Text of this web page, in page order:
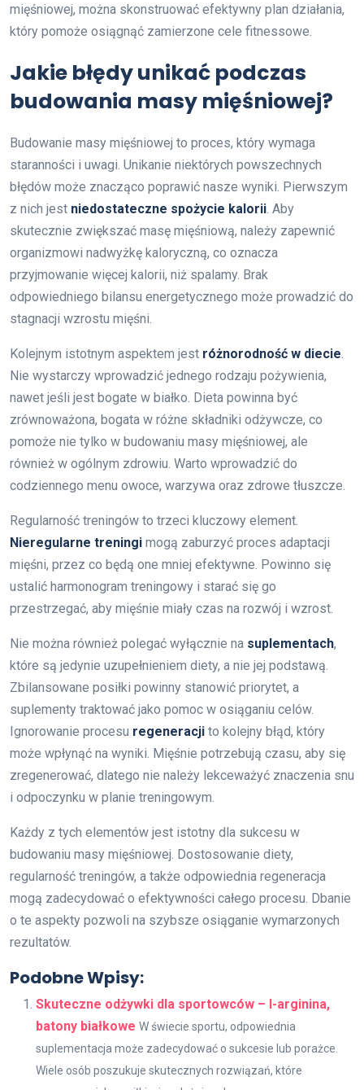
mięśniowej, można skonstruować efektywny plan działania,
który pomoże osiągnąć zamierzone cele fitnessowe.
Jakie błędy unikać podczas
budowania masy mięśniowej?
Budowanie masy mięśniowej to proces, który wymaga
staranności i uwagi. Unikanie niektórych powszechnych
błędów może znacząco poprawić nasze wyniki. Pierwszym
z nich jest niedostateczne spożycie kalorii . Aby
skutecznie zwiększać masę mięśniową, należy zapewnić
organizmowi nadwyżkę kaloryczną, co oznacza
przyjmowanie więcej kalorii, niż spalamy. Brak
odpowiedniego bilansu energetycznego może prowadzić do
stagnacji wzrostu mięśni.
Kolejnym istotnym aspektem jest różnorodność w diecie
Nie wystarczy wprowadzić jednego rodzaju pożywienia,
nawet jeśli jest bogate w białko. Dieta powinna być
zrównoważona, bogata w różne składniki odżywcze, co
pomoże nie tylko w budowaniu masy mięśniowej, ale
również w ogólnym zdrowiu. Warto wprowadzić do
codziennego menu owoce, warzywa oraz zdrowe tłuszcze.
Regularność treningów to trzeci kluczowy element.
Nieregularne treningi mogą zaburzyć proces adaptacji
mięśni, przez co będą one mniej efektywne. Powinno się
ustalić harmonogram treningowy i starać się go
przestrzegać, aby mięśnie miały czas na rozwój i wzrost.
Nie można również polegać wyłącznie na suplementach,
które są jedynie uzupełnieniem diety, a nie jej podstawą.
Zbilansowane posiłki powinny stanowić priorytet, a
suplementy traktować jako pomoc w osiąganiu celów.
Ignorowanie procesu regeneracji to kolejny błąd, który
może wpłynąć na wyniki. Mięśnie potrzebują czasu, aby się
zregenerować, dlatego nie należy lekceważyć znaczenia snu
i odpoczynku w planie treningowym.
Każdy z tych elementów jest istotny dla sukcesu w
budowaniu masy mięśniowej. Dostosowanie diety,
regularność treningów, a także odpowiednia regeneracja
mogą zadecydować o efektywności całego procesu. Dbanie
o te aspekty pozwoli na szybsze osiąganie wymarzonych
rezultatów.
Podobne Wpisy:
Skuteczne odżywki dla sportowców – l-arginina,
batony białkowe W świecie sportu, odpowiednia
suplementacja może zadecydować o sukcesie lub porażce.
Wiele osób poszukuje skutecznych rozwiązań, które